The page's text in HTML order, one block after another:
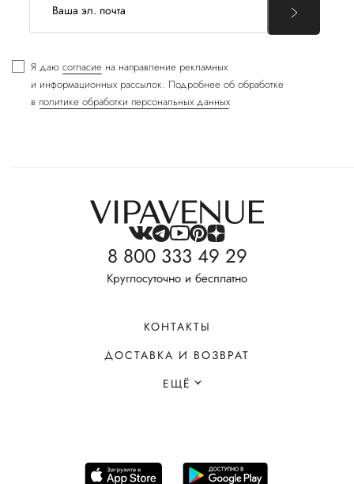
Я даю согласие на направление рекламных
и информационных рассылок. Подробнее об обработке
в политике обработки персональных данных
8 800 333 49 29
Круглосуточно и бесплатно
КОНТАКТЫ
ДОСТАВКА И ВОЗВРАТ
ЕЩЁ